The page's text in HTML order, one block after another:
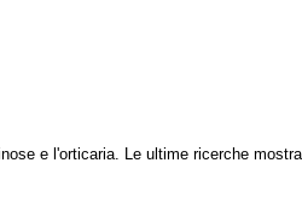
e l'orticaria. Le ultime ricerche